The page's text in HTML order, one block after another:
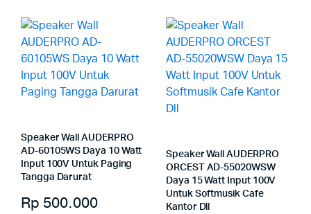
Speaker Wall AUDERPRO
AD-60105WS Daya 10 Watt
Input 100V Untuk Paging
Tangga Darurat
Rp 500.000
Speaker Wall AUDERPRO
ORCEST AD-55020WSW
Daya 15 Watt Input 100V
Untuk Softmusik Cafe
Kantor Dll